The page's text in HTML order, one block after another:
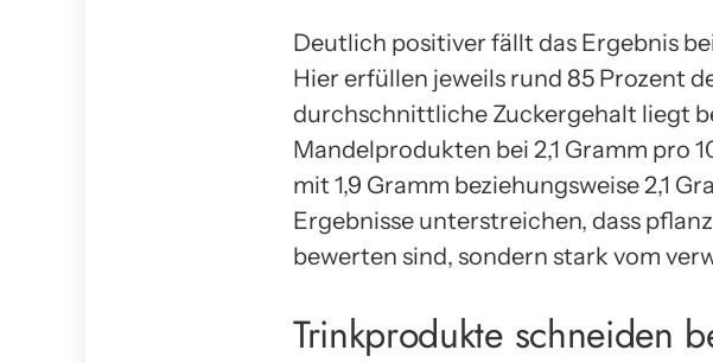
Deutlich positiver fällt das Ergebnis
Hier erfüllen jeweils rund 85 Prozent
durchschnittliche Zuckergehalt liegt
Mandelprodukten bei 2,1 Gramm pro
mit 1,9 Gramm beziehungsweise 2,1
Ergebnisse unterstreichen, dass
bewerten sind, sondern stark vom
Trinkprodukte schneiden